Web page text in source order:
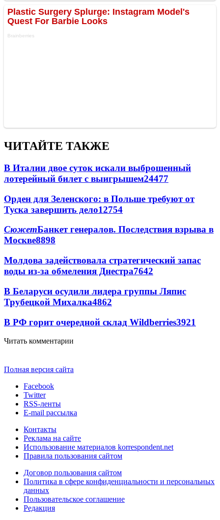
ЧИТАЙТЕ ТАКЖЕ
В Италии двое суток искали выброшенный
лотерейный билет с выигрышем24477
Орден для Зеленского: в Польше требуют от
Туска завершить дело12754
СюжетБанкет генералов. Последствия взрыва в
Москве8898
Молдова задействовала стратегический запас
воды из-за обмеления Днестра7642
В Беларуси осудили лидера группы Ляпис
Трубецкой Михалка4862
В РФ горит очередной склад Wildberries3921
Читать комментарии
Полная версия сайта
Facebook
Twitter
RSS-ленты
E-mail рассылка
Контакты
Реклама на сайте
Использование материалов korrespondent.net
Правила пользования сайтом
Договор пользования сайтом
Политика в сфере конфиденциальности и персональных
данных
Пользовательское соглашение
Редакция